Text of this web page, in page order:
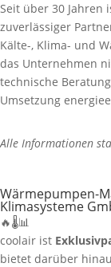
Seit über 30 Jahren
zuverlässiger
Kälte-, Klima- und
das Unternehmen
technische
Umsetzung
Alle Informationen
Wärmepumpen-
Klimasysteme
🔥🌡️📊
coolair ist
bietet darüber